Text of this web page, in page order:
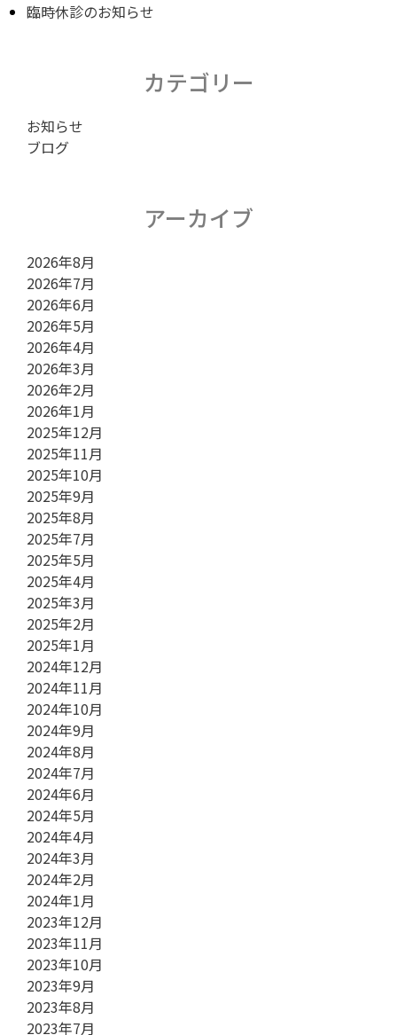
臨時休診のお知らせ
カテゴリー
お知らせ
ブログ
アーカイブ
2026年8月
2026年7月
2026年6月
2026年5月
2026年4月
2026年3月
2026年2月
2026年1月
2025年12月
2025年11月
2025年10月
2025年9月
2025年8月
2025年7月
2025年5月
2025年4月
2025年3月
2025年2月
2025年1月
2024年12月
2024年11月
2024年10月
2024年9月
2024年8月
2024年7月
2024年6月
2024年5月
2024年4月
2024年3月
2024年2月
2024年1月
2023年12月
2023年11月
2023年10月
2023年9月
2023年8月
2023年7月